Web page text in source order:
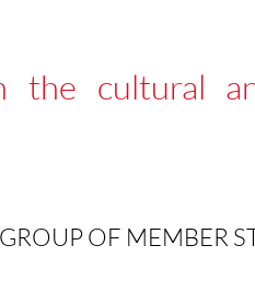
the cultural
OF MEMBER